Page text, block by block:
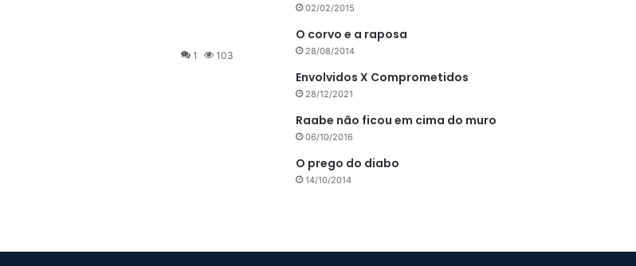
1 103
02/02/2015
O corvo e a raposa
28/08/2014
Envolvidos X Comprometidos
28/12/2021
Raabe não ficou em cima do muro
06/10/2016
O prego do diabo
14/10/2014